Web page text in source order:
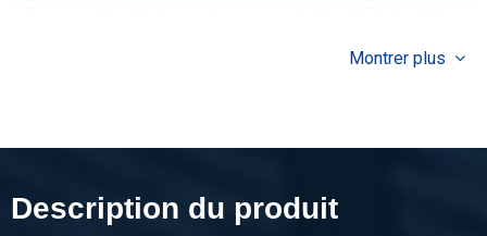
Prix brut
Montrer plus
Description du produit